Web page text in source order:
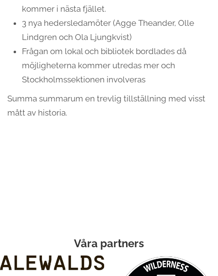
kommer i nästa fjället.
3 nya hedersledamöter (Agge Theander, Olle
Lindgren och Ola Ljungkvist)
Frågan om lokal och bibliotek bordlades då
möjligheterna kommer utredas mer och
Stockholmssektionen involveras
Summa summarum en trevlig tillställning med visst
mått av historia.
Våra partners